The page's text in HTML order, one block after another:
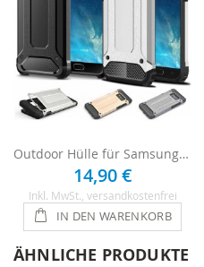
Outdoor Hülle für Samsung Galaxy S5
14,90 €
Inkl. MwSt. , versandkostenfrei
IN DEN WARENKORB
ÄHNLICHE PRODUKTE